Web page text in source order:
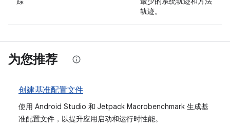
轨迹。
为您推荐
创建基准配置文件
使用 Android Studio 和 Jetpack Macrobenchmark 生成基
准配置文件，以提升应用启动和运行时性能。